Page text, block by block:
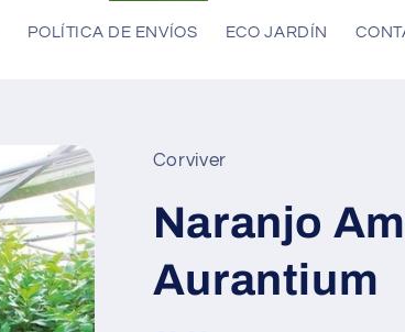
POLÍTICA DE ENVÍOS ECO JARDÍN
Corviver
Naranjo
Aurantium